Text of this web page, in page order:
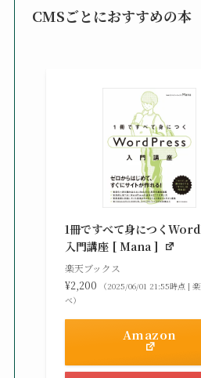
CMSごとにおすすめの本
1冊ですべて身につく
入門講座 [ Mana ]
楽天ブックス
¥2,200
（2025/06/01 21:55時点 |
べ）
Amazon